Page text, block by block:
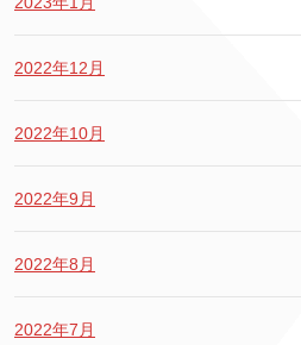
2022年12月
2022年10月
2022年9月
2022年8月
2022年7月